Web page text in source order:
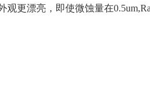
更漂亮，即使微蚀量在